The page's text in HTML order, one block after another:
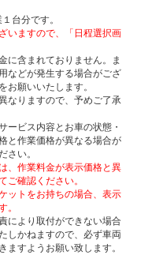
台分です。
いますので、「日程選択画
に含まれておりません。ま
などが発生する場合がござ
お願いいたします。
なりますので、予めご了承
ビス内容とお車の状態・
と作業価格が異なる場合が
さい。
、作業料金が表示価格と異
ご確認ください。
ットをお持ちの場合、表示
。
により取付ができない場合
しかねますので、必ず車両
ますようお願い致します。